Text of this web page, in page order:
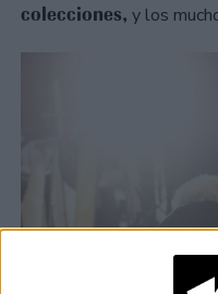
colecciones, y los